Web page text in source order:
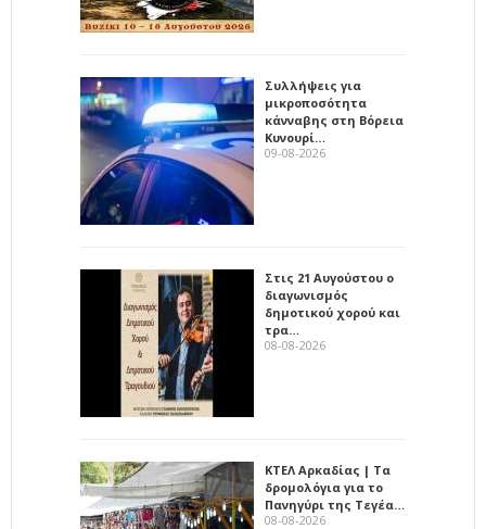
Συλλήψεις για
μικροποσότητα
κάνναβης στη Βόρεια
Κυνουρί…
09-08-2026
Στις 21 Αυγούστου ο
διαγωνισμός
δημοτικού χορού και
τρα…
08-08-2026
ΚΤΕΛ Αρκαδίας | Τα
δρομολόγια για το
Πανηγύρι της Τεγέα…
08-08-2026